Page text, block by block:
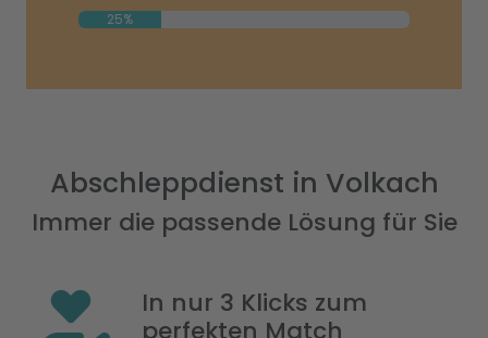
25%
Abschleppdienst in Volkach
Immer die passende Lösung für Sie
In nur 3 Klicks zum
perfekten Match